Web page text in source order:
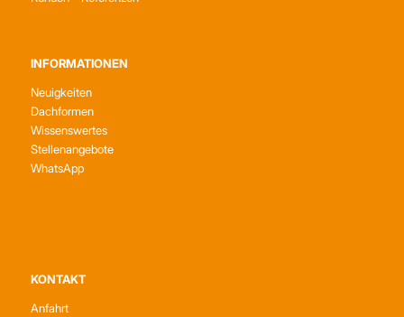
INFORMATIONEN
Neuigkeiten
Dachformen
Wissenswertes
Stellenangebote
WhatsApp
KONTAKT
Anfahrt